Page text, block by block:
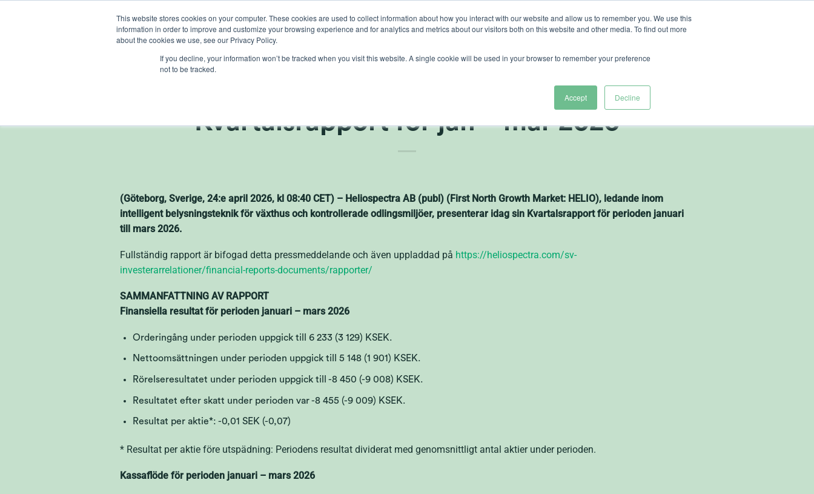
This website stores cookies on your computer. These cookies are used to collect information about how you interact with our website and allow us to remember you. We use this
information in order to improve and customize your browsing experience and for analytics and metrics about our visitors both on this website and other media. To find out more
about the cookies we use, see our Privacy Policy.
If you decline, your information won’t be tracked when you visit this website. A single cookie will be used in your browser to remember your preference
not to be tracked.
Accept Decline
lights crop control cultivation knowledge about Heliospectra
Heliospectra AB (publ) offentliggör
Kvartalsrapport för jan – mar 2026
(Göteborg, Sverige, 24:e april 2026, kl 08:40 CET) – Heliospectra AB (publ) (First North Growth Market: HELIO), ledande inom
intelligent belysningsteknik för växthus och kontrollerade odlingsmiljöer, presenterar idag sin Kvartalsrapport för perioden januari
till mars 2026.
Fullständig rapport är bifogad detta pressmeddelande och även uppladdad på https://heliospectra.com/sv-
investerarrelationer/financial-reports-documents/rapporter/
SAMMANFATTNING AV RAPPORT
Finansiella resultat för perioden januari – mars 2026
Orderingång under perioden uppgick till 6 233 (3 129) KSEK.
Nettoomsättningen under perioden uppgick till 5 148 (1 901) KSEK.
Rörelseresultatet under perioden uppgick till -8 450 (-9 008) KSEK.
Resultatet efter skatt under perioden var -8 455 (-9 009) KSEK.
Resultat per aktie*: -0,01 SEK (-0,07)
* Resultat per aktie före utspädning: Periodens resultat dividerat med genomsnittligt antal aktier under perioden.
Kassaflöde för perioden januari – mars 2026